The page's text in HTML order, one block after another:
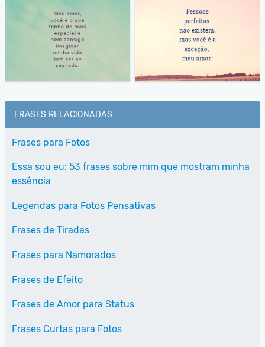
FRASES RELACIONADAS
Frases para Fotos
Essa sou eu: 53 frases sobre mim que mostram minha
essência
Legendas para Fotos Pensativas
Frases de Tiradas
Frases para Namorados
Frases de Efeito
Frases de Amor para Status
Frases Curtas para Fotos